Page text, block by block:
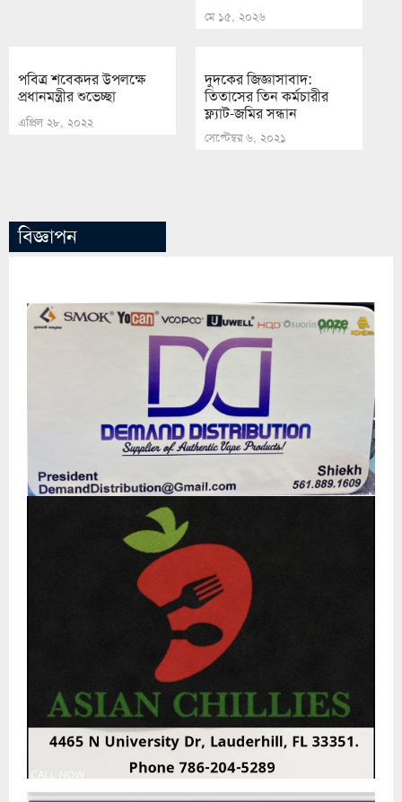
মে ১৫, ২০২৬
পবিত্র শবেকদর উপলক্ষে
প্রধানমন্ত্রীর শুভেচ্ছা
এপ্রিল ২৮, ২০২২
দুদকের জিজ্ঞাসাবাদ:
তিতাসের তিন কর্মচারীর
ফ্ল্যাট-জমির সন্ধান
সেপ্টেম্বর ৬, ২০২১
বিজ্ঞাপন